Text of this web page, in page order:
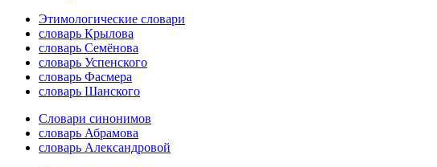
Этимологические словари
словарь Крылова
словарь Семёнова
словарь Успенского
словарь Фасмера
словарь Шанского
Словари синонимов
словарь Абрамова
словарь Александровой